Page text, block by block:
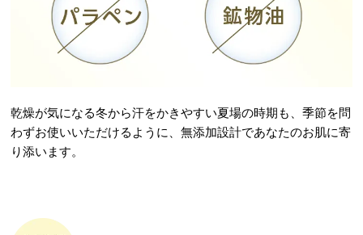
乾燥が気になる冬から汗をかきやすい夏場の時期も、季節を問
わずお使いいただけるように、無添加設計であなたのお肌に寄
り添います。